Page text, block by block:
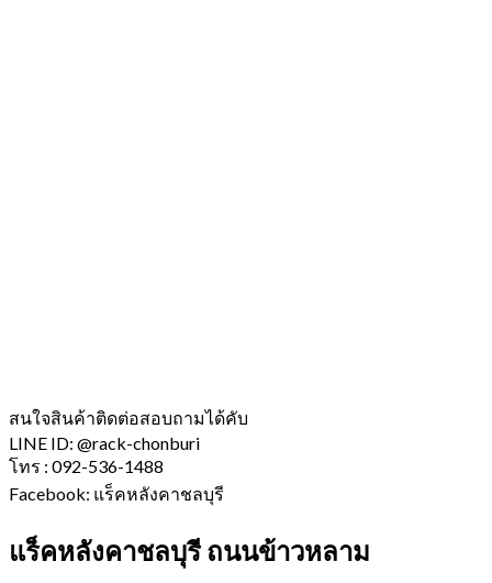
สนใจสินค้าติดต่อสอบถามได้คับ
LINE ID: @rack-chonburi
โทร : 092-536-1488
Facebook: แร็คหลังคาชลบุรี
แร็คหลังคาชลบุรี ถนนข้าวหลาม